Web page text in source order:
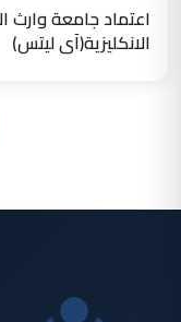
اعتماد جامعة وارث
الانكليزية(آي ليتس)